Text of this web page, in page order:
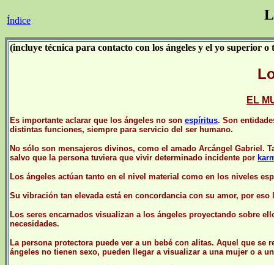
Índice
(incluye técnica para contacto con los ángeles y el yo superior o
EL
Es importante aclarar que los ángeles no son espíritus. Son
distintas funciones, siempre para servicio del ser humano.
No sólo son mensajeros divinos, como el amado Arcángel Gabriel.
salvo que la persona tuviera que vivir determinado incidente por
Los ángeles actúan tanto en el nivel material como en los niveles
Su vibración tan elevada está en concordancia con su amor, por
Los seres encarnados visualizan a los ángeles proyectando sobre
necesidades.
La persona protectora puede ver a un bebé con alitas. Aquel que
ángeles no tienen sexo, pueden llegar a visualizar a una mujer o a